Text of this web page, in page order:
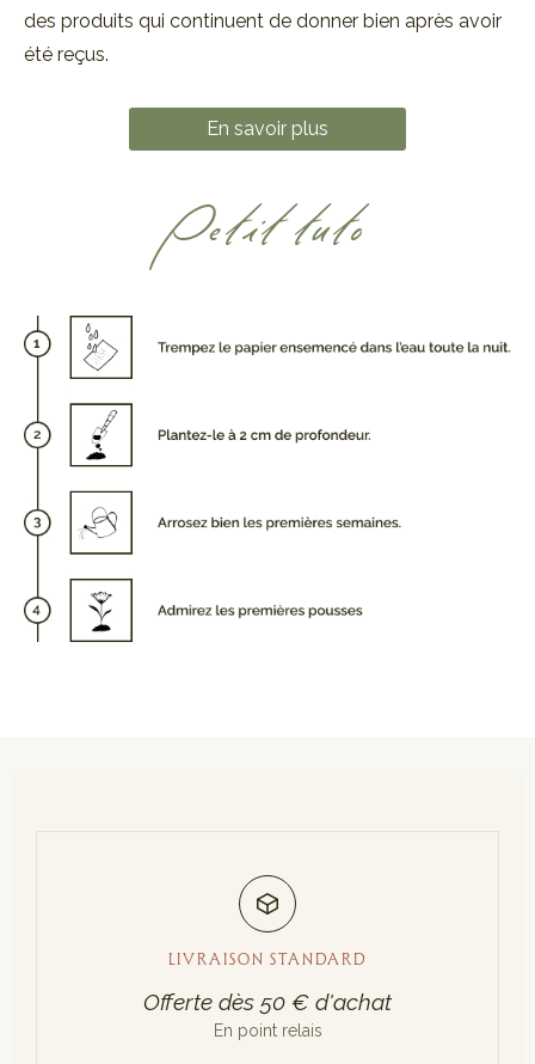
des produits qui continuent de donner bien après avoir
été reçus.
En savoir plus
Petit tuto
LIVRAISON STANDARD
Offerte dès 50 € d'achat
En point relais